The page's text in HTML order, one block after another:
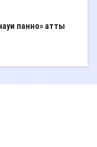
панно» атты